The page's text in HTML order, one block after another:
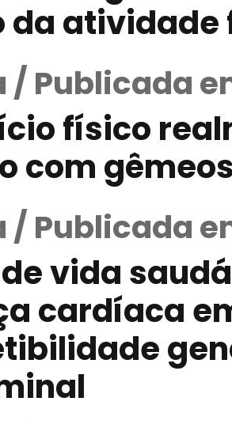
da atividade
/ Publicada
físico
com
Publicada
vida
cardíaca